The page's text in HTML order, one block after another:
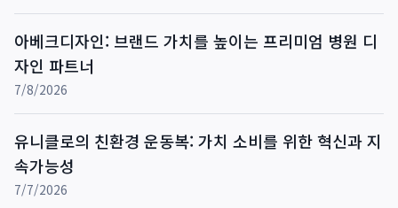
아베크디자인: 브랜드 가치를 높이는 프리미엄 병원 디
자인 파트너
7/8/2026
유니클로의 친환경 운동복: 가치 소비를 위한 혁신과 지
속가능성
7/7/2026